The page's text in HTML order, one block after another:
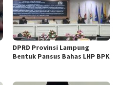
DPRD Provinsi Lampung
Bentuk Pansus Bahas LHP BPK